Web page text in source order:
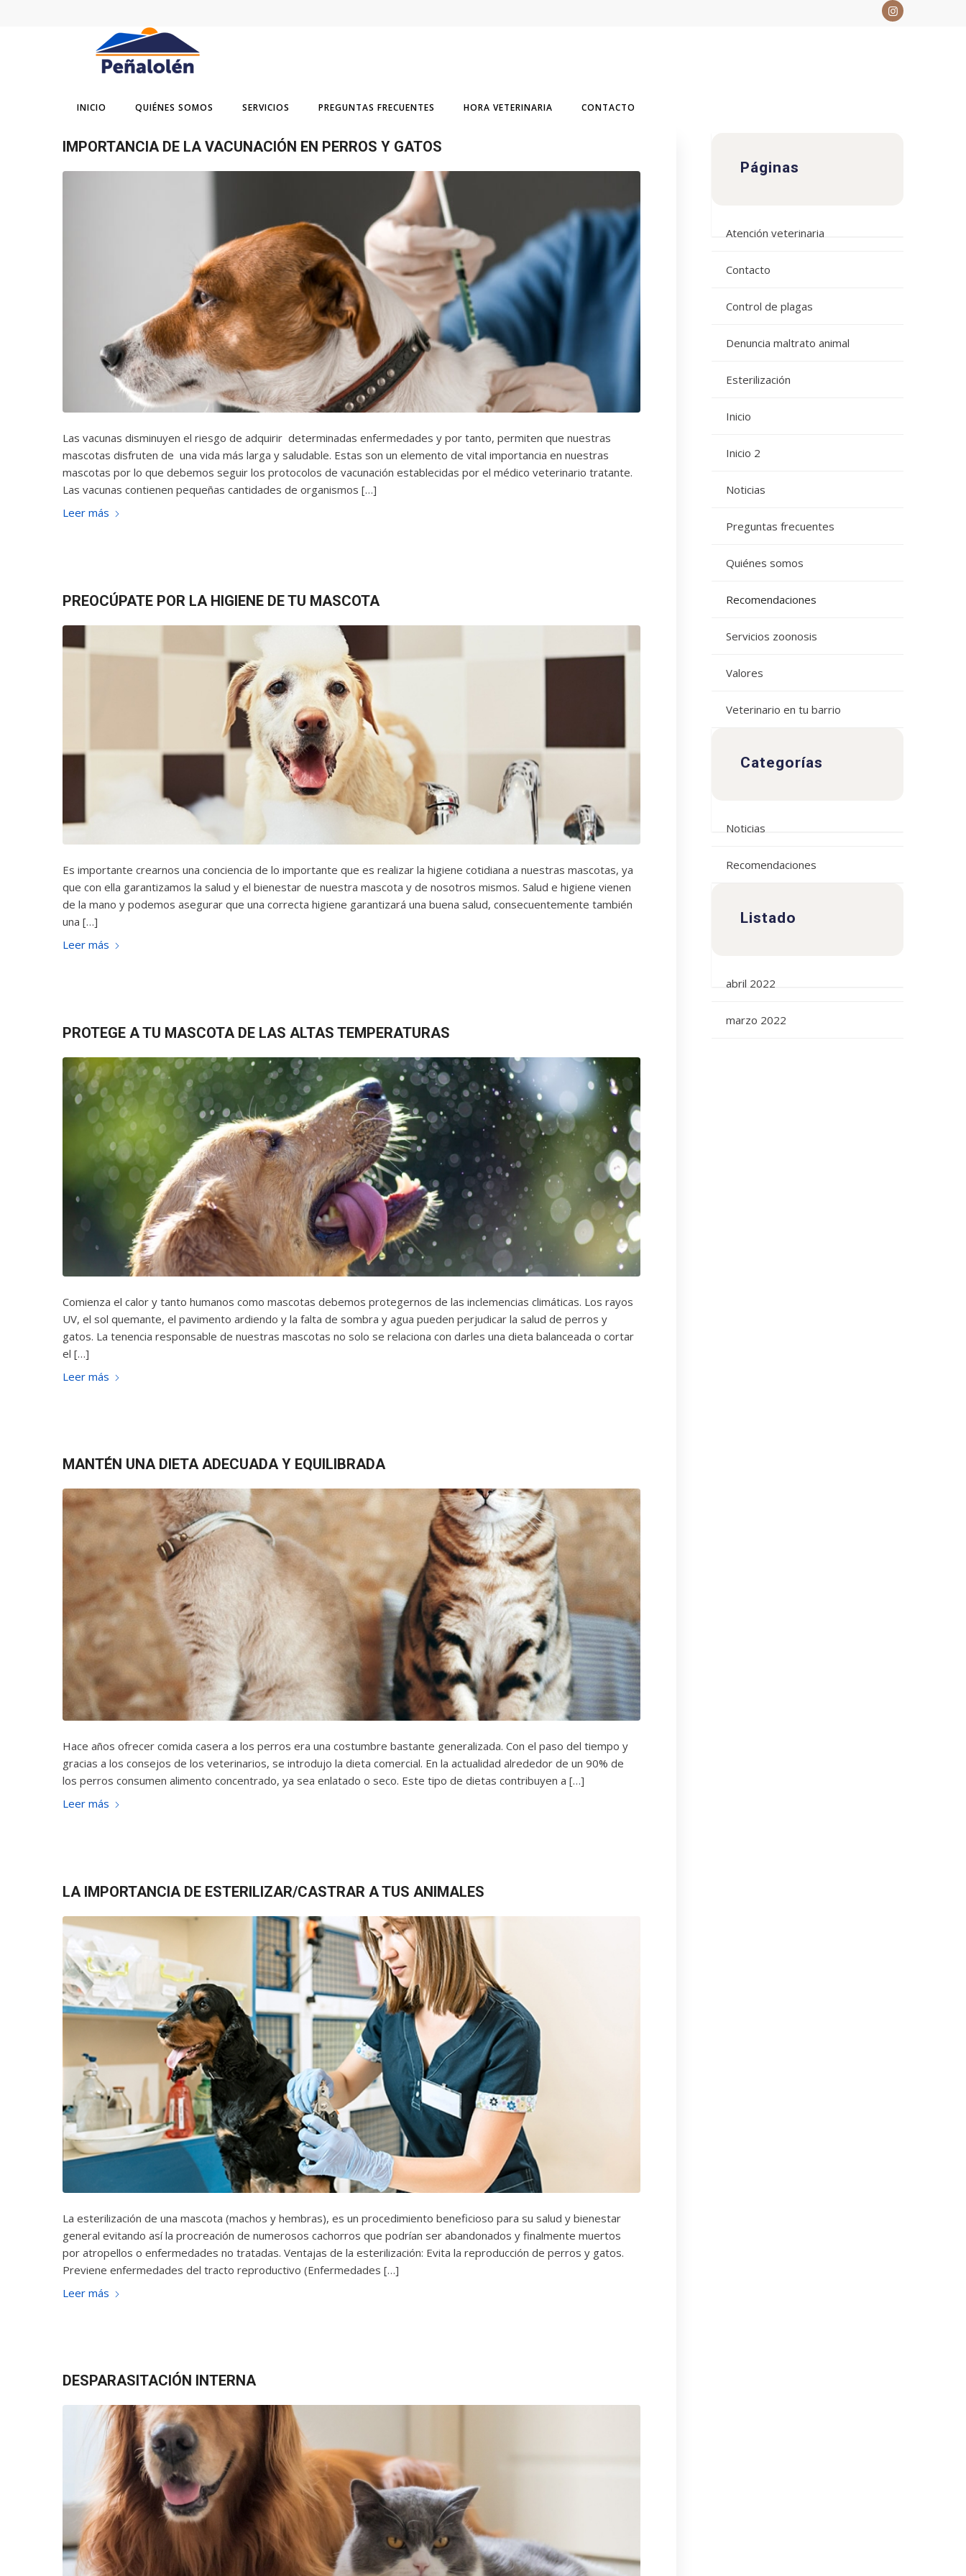
INICIO QUIÉNES SOMOS SERVICIOS PREGUNTAS FRECUENTES HORA VETERINARIA CONTACTO
IMPORTANCIA DE LA VACUNACIÓN EN PERROS Y GATOS
Las vacunas disminuyen el riesgo de adquirir determinadas enfermedades y por tanto, permiten que nuestras
mascotas disfruten de una vida más larga y saludable. Estas son un elemento de vital importancia en nuestras
mascotas por lo que debemos seguir los protocolos de vacunación establecidas por el médico veterinario tratante.
Las vacunas contienen pequeñas cantidades de organismos […]
Leer más
PREOCÚPATE POR LA HIGIENE DE TU MASCOTA
Es importante crearnos una conciencia de lo importante que es realizar la higiene cotidiana a nuestras mascotas, ya
que con ella garantizamos la salud y el bienestar de nuestra mascota y de nosotros mismos. Salud e higiene vienen
de la mano y podemos asegurar que una correcta higiene garantizará una buena salud, consecuentemente también
una […]
Leer más
PROTEGE A TU MASCOTA DE LAS ALTAS TEMPERATURAS
Comienza el calor y tanto humanos como mascotas debemos protegernos de las inclemencias climáticas. Los rayos
UV, el sol quemante, el pavimento ardiendo y la falta de sombra y agua pueden perjudicar la salud de perros y
gatos. La tenencia responsable de nuestras mascotas no solo se relaciona con darles una dieta balanceada o cortar
el […]
Leer más
MANTÉN UNA DIETA ADECUADA Y EQUILIBRADA
Hace años ofrecer comida casera a los perros era una costumbre bastante generalizada. Con el paso del tiempo y
gracias a los consejos de los veterinarios, se introdujo la dieta comercial. En la actualidad alrededor de un 90% de
los perros consumen alimento concentrado, ya sea enlatado o seco. Este tipo de dietas contribuyen a […]
Leer más
LA IMPORTANCIA DE ESTERILIZAR/CASTRAR A TUS ANIMALES
La esterilización de una mascota (machos y hembras), es un procedimiento beneficioso para su salud y bienestar
general evitando así la procreación de numerosos cachorros que podrían ser abandonados y finalmente muertos
por atropellos o enfermedades no tratadas. Ventajas de la esterilización: Evita la reproducción de perros y gatos.
Previene enfermedades del tracto reproductivo (Enfermedades […]
Leer más
DESPARASITACIÓN INTERNA
Páginas
Atención veterinaria
Contacto
Control de plagas
Denuncia maltrato animal
Esterilización
Inicio
Inicio 2
Noticias
Preguntas frecuentes
Quiénes somos
Recomendaciones
Servicios zoonosis
Valores
Veterinario en tu barrio
Categorías
Noticias
Recomendaciones
Listado
abril 2022
marzo 2022